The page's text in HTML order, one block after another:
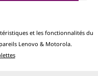
et les fonctionnalités du
Lenovo & Motorola.